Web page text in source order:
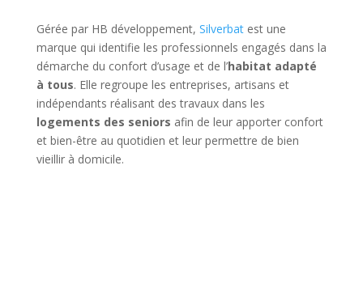
Gérée par HB développement, Silverbatest une
marque qui identifie les professionnels engagés dans la
démarche du confort d’usage et de l’habitat adapté
à tous. Elle regroupe les entreprises, artisans et
indépendants réalisant des travaux dans les
logements des seniors afin de leur apporter confort
et bien-être au quotidien et leur permettre de bien
vieillir à domicile.